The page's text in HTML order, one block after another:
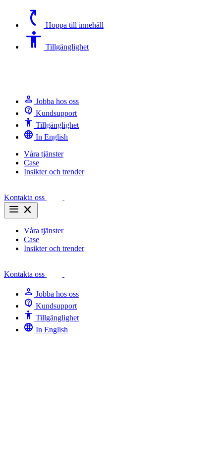
switch_access_shortcut Hoppa till innehåll
Accessibility Tillgänglighet
person Jobba hos oss
contact_support Kundsupport
Accessibility Tillgänglighet
language In English
Våra tjänster
Case
Insikter och trender
Kontakta oss
menu close
Våra tjänster
Case
Insikter och trender
Kontakta oss
person Jobba hos oss
contact_support Kundsupport
Accessibility Tillgänglighet
language In English